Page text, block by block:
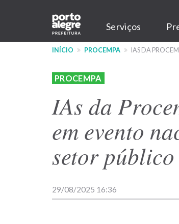
conteúdo
Main
navigation
Serviços
INÍCIO PROCEMPA IAS DA
PROCEMPA
IAs da
em evento
setor público
29/08/2025 16:36